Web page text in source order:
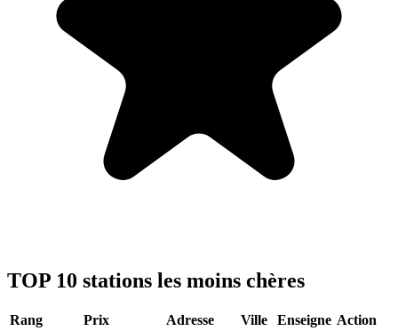
TOP 10 stations les moins chères
Rang Prix Adresse Ville Enseigne Action